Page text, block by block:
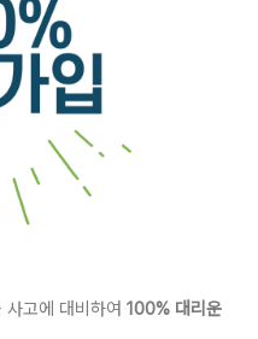
사고에 대비하여 100% 대리운